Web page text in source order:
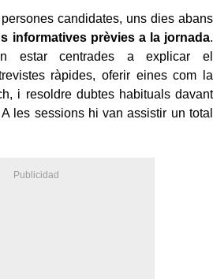
candidates, uns dies abans
informatives prèvies a la jornada.
estar centrades a explicar el
ràpides, oferir eines com la
i resoldre dubtes habituals davant
les sessions hi van assistir un total